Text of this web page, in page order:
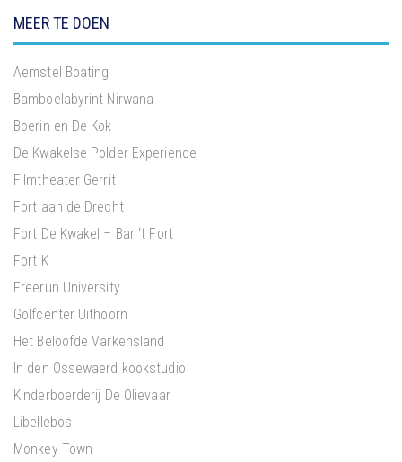
MEER TE DOEN
Aemstel Boating
Bamboelabyrint Nirwana
Boerin en De Kok
De Kwakelse Polder Experience
Filmtheater Gerrit
Fort aan de Drecht
Fort De Kwakel – Bar ‘t Fort
Fort K
Freerun University
Golfcenter Uithoorn
Het Beloofde Varkensland
In den Ossewaerd kookstudio
Kinderboerderij De Olievaar
Libellebos
Monkey Town